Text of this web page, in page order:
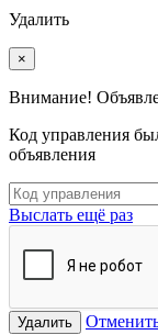
Удалить
×
Внимание!
Код управления
объявления
Выслать ещё раз
Удалить